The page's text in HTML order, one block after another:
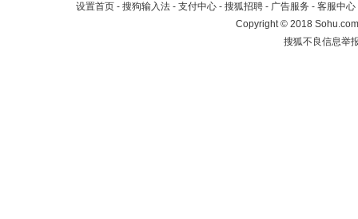
设置首页 - 搜狗输入法 - 支付中心 - 搜狐招聘 - 广告服务 - 客服中心
Copyright©2018
搜狐不良信息举